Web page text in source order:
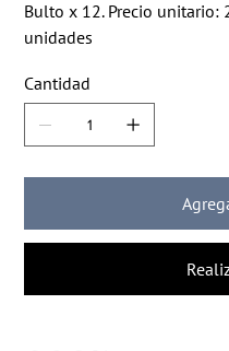
Bulto x 12. Precio unitario:
unidades
Cantidad